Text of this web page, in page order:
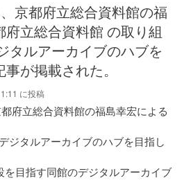
移
動
京都府立総合資料館の福
立総合資料館 の取り組
タルアーカイブのハブを
が掲載された。
に投稿
府立総合資料館の福島幸宏による
ジタルアーカイブのハブを目指し
を目指す同館のデジタルアーカイブ